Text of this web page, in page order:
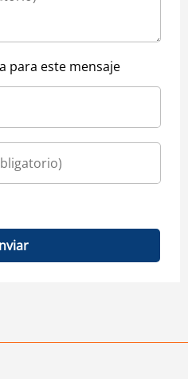
para este mensaje